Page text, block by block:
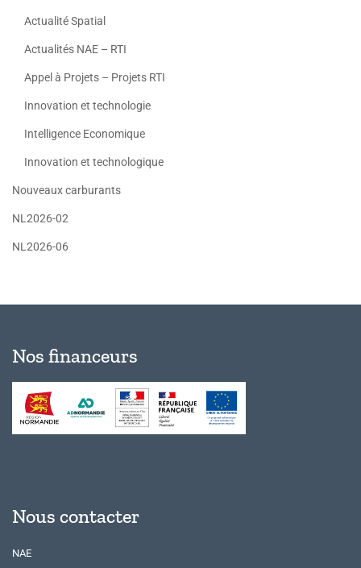
Actualité Spatial
Actualités NAE – RTI
Appel à Projets – Projets RTI
Innovation et technologie
Intelligence Economique
Innovation et technologique
Nouveaux carburants
NL2026-02
NL2026-06
Nos financeurs
Nous contacter
NAE